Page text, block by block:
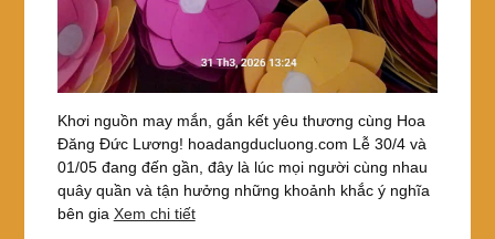
Khơi nguồn may mắn, gắn kết yêu thương cùng Hoa
Đăng Đức Lương! hoadangducluong.com Lễ 30/4 và
01/05 đang đến gần, đây là lúc mọi người cùng nhau
quây quần và tận hưởng những khoảnh khắc ý nghĩa
bên gia Xem chi tiết